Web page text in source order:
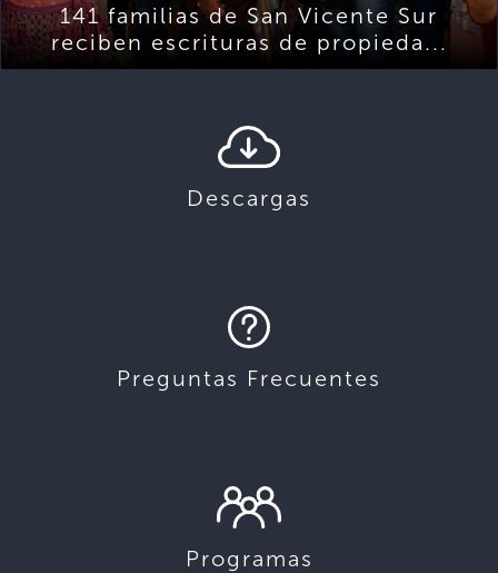
141 familias de San Vicente Sur
reciben escrituras de propieda...
Descargas
Preguntas Frecuentes
Programas